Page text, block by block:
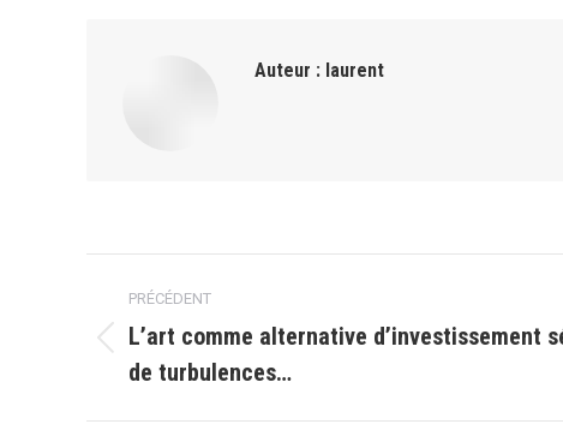
Auteur : laurent
Navigation
article
PRÉCÉDENT
précédent
:
Lʼart comme alternative d’investissement
de turbulences…